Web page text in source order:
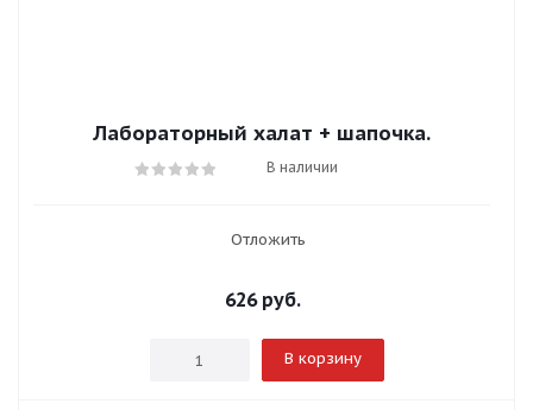
Лабораторный халат + шапочка.
В наличии
Отложить
626руб.
В корзину